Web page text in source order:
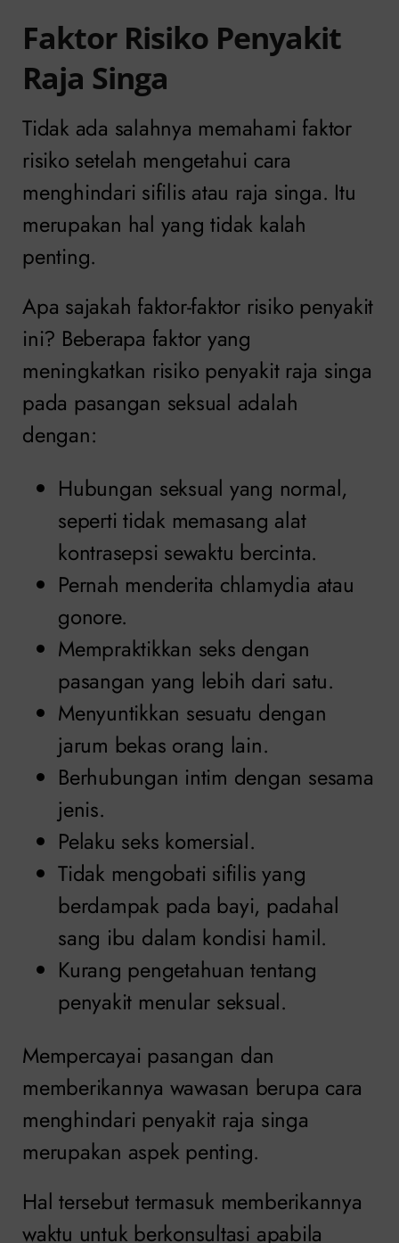
Faktor Risiko Penyakit
Raja Singa
Tidak ada salahnya memahami faktor
risiko setelah mengetahui cara
menghindari sifilis atau raja singa. Itu
merupakan hal yang tidak kalah
penting.
Apa sajakah faktor-faktor risiko penyakit
ini? Beberapa faktor yang
meningkatkan risiko penyakit raja singa
pada pasangan seksual adalah
dengan:
Hubungan seksual yang normal,
seperti tidak memasang alat
kontrasepsi sewaktu bercinta.
Pernah menderita chlamydia atau
gonore.
Mempraktikkan seks dengan
pasangan yang lebih dari satu.
Menyuntikkan sesuatu dengan
jarum bekas orang lain.
Berhubungan intim dengan sesama
jenis.
Pelaku seks komersial.
Tidak mengobati sifilis yang
berdampak pada bayi, padahal
sang ibu dalam kondisi hamil.
Kurang pengetahuan tentang
penyakit menular seksual.
Mempercayai pasangan dan
memberikannya wawasan berupa cara
menghindari penyakit raja singa
merupakan aspek penting.
Hal tersebut termasuk memberikannya
waktu untuk berkonsultasi apabila